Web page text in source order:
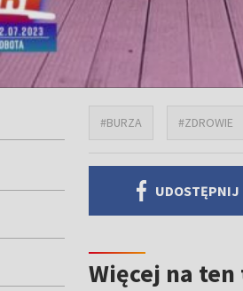
#BURZA #ZDROWIE
UDOSTĘPNIJ
Więcej na